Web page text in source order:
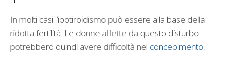
In molti casi l’ipotiroidismo può essere alla base della
ridotta fertilità. Le donne affette da questo disturbo
potrebbero quindi avere difficoltà nel concepimento.